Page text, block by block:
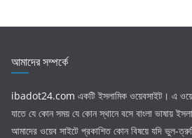
আমাদের সম্পর্কে
ibadot24.com একটি ইসলামিক ওয়েবসাইট। এ
যাতে যে কোন সময় যে কোন স্থানে বসে বাংলা ভাষায়
আমাদের ওয়েব সাইটে প্রকাশিত কোন বিষয়ে যদি ভুল-